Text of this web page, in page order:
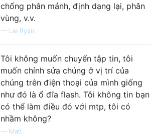
chống phân mảnh, định dạng lại, phân
vùng, v.v.
— Lie Ryan
Tôi không muốn chuyển tập tin, tôi
muốn chỉnh sửa chúng ở vị trí của
chúng trên điện thoại của mình giống
như đó là ổ đĩa flash. Tôi không tin bạn
có thể làm điều đó với mtp, tôi có
nhầm không?
— Matt